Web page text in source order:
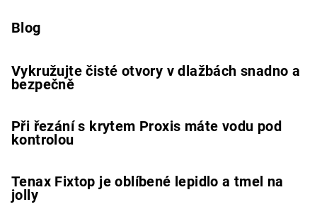
Blog
Vykružujte čisté otvory v dlažbách snadno a
bezpečně
Při řezání s krytem Proxis máte vodu pod
kontrolou
Tenax Fixtop je oblíbené lepidlo a tmel na
jolly